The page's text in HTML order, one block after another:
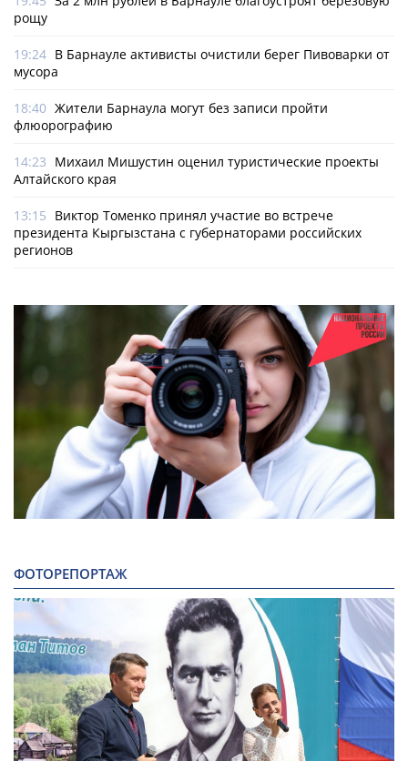
рощу
19:24 В Барнауле активисты очистили берег Пивоварки от
мусора
18:40 Жители Барнаула могут без записи пройти
флюорографию
14:23 Михаил Мишустин оценил туристические проекты
Алтайского края
13:15 Виктор Томенко принял участие во встрече
президента Кыргызстана с губернаторами российских
регионов
ФОТОРЕПОРТАЖ